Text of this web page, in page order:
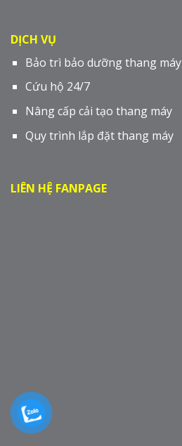
DỊCH VỤ
Bảo trì bảo dưỡng thang máy
Cứu hộ 24/7
Nâng cấp cải tạo thang máy
Quy trình lắp đặt thang máy
LIÊN HỆ FANPAGE